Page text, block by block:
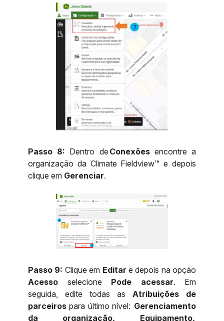
Passo 8: Dentro de Conexõesencontre a
organização da Climate Fieldview™ e depois
clique em Gerenciar.
Passo 9: Clique em Editar e depois na opção
Acesso selecione Pode acessar. Em
seguida, edite todas as Atribuições de
parceiros para último nível: Gerenciamento
da organização, Equipamento,